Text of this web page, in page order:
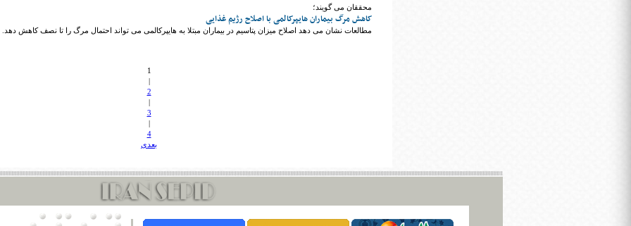
محققان می گویند؛
کاهش مرگ بیماران هایپرکالمی با اصلاح رژیم غذایی
مطالعات نشان می دهد اصلاح میزان پتاسیم در بیماران مبتلا به هایپرکالمی می تواند احتمال مرگ را تا نصف کاهش دهد.
1
|
2
|
3
|
4
بعدی